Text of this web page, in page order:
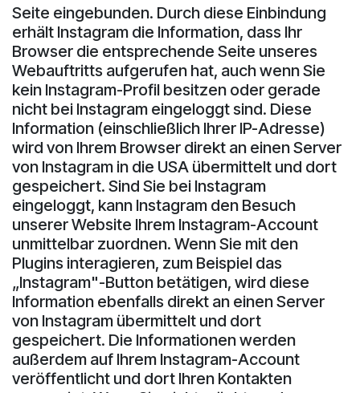
Seite eingebunden. Durch diese Einbindung
erhält Instagram die Information, dass Ihr
Browser die entsprechende Seite unseres
Webauftritts aufgerufen hat, auch wenn Sie
kein Instagram-Profil besitzen oder gerade
nicht bei Instagram eingeloggt sind. Diese
Information (einschließlich Ihrer IP-Adresse)
wird von Ihrem Browser direkt an einen Server
von Instagram in die USA übermittelt und dort
gespeichert. Sind Sie bei Instagram
eingeloggt, kann Instagram den Besuch
unserer Website Ihrem Instagram-Account
unmittelbar zuordnen. Wenn Sie mit den
Plugins interagieren, zum Beispiel das
„Instagram"-Button betätigen, wird diese
Information ebenfalls direkt an einen Server
von Instagram übermittelt und dort
gespeichert. Die Informationen werden
außerdem auf Ihrem Instagram-Account
veröffentlicht und dort Ihren Kontakten